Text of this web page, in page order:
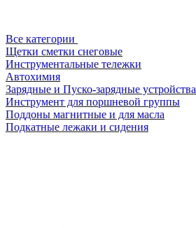
Все категории
Щетки сметки снеговые
Инструментальные тележки
Автохимия
Зарядные и Пуско-зарядные устройства
Инструмент для поршневой группы
Поддоны магнитные и для масла
Подкатные лежаки и сидения